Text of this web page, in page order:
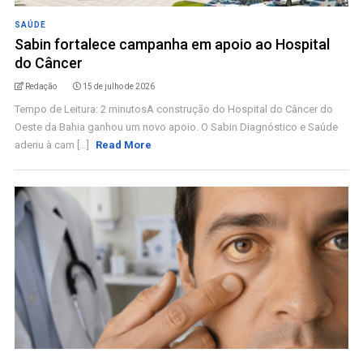
SAÚDE
Sabin fortalece campanha em apoio ao Hospital
do Câncer
Redação 15 de julho de 2026
Tempo de Leitura: 2 minutosA construção do Hospital do Câncer do
Oeste da Bahia ganhou um novo apoio. O Sabin Diagnóstico e Saúde
aderiu à cam [...]
Read More